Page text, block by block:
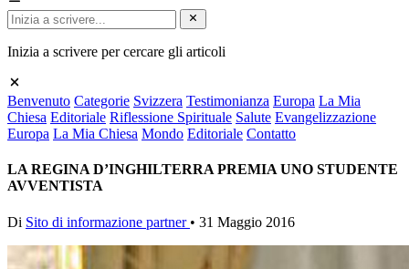
Inizia a scrivere per cercare gli articoli
Benvenuto Categorie Svizzera Testimonianza Europa La Mia
Chiesa Editoriale Riflessione Spirituale Salute Evangelizzazione
Europa La Mia Chiesa Mondo Editoriale Contatto
LA REGINA D’INGHILTERRA PREMIA UNO STUDENTE
AVVENTISTA
Di Sito di informazione partner • 31 Maggio 2016